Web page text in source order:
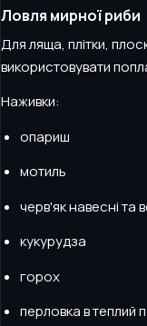
Ловля мирної риби
Для ляща, плітки,
використовувати
Наживки:
опариш
мотиль
черв'як навесні та
кукурудза
горох
перловка в теплий